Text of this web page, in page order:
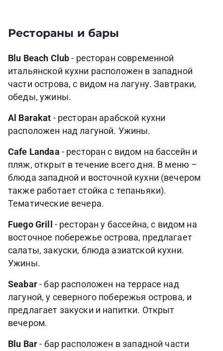
Рестораны и бары
Blu Beach Club - ресторан современной
итальянской кухни расположен в западной
части острова, с видом на лагуну. Завтраки,
обеды, ужины.
Al Barakat - ресторан арабской кухни
расположен над лагуной. Ужины.
Cafe Landaa - ресторан с видом на бассейн и
пляж, открыт в течение всего дня. В меню –
блюда западной и восточной кухни (вечером
также работает стойка с тепаньяки).
Тематические вечера.
Fuego Grill
- ресторан у бассейна, с видом на
восточное побережье острова, предлагает
салаты, закуски, блюда азиатской кухни.
Ужины.
Seabar- бар расположен на террасе над
лагуной, у северного побережья острова, и
предлагает закуски и напитки. Открыт
вечером.
Blu Bar - бар расположен в западной части